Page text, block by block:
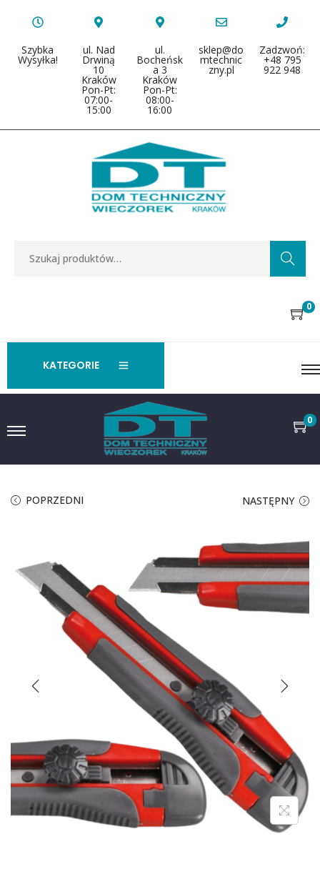
Szybka
Wysyłka!
ul. Nad
Drwiną
10
Kraków
Pon-Pt:
07:00-
15:00
ul.
Bocheńsk
a 3
Kraków
Pon-Pt:
08:00-
16:00
sklep@do
mtechnic
zny.pl
Zadzwoń:
+48 795
922 948
Search
0
KATEGORIE
0
POPRZEDNI NASTĘPNY